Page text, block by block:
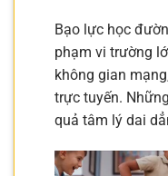
Bạo lực học
phạm vi trường
không gian
trực tuyến.
quả tâm lý dai